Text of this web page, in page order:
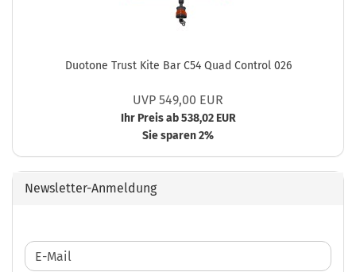
Duotone Trust Kite Bar C54 Quad Control 026
UVP 549,00 EUR
Ihr Preis ab 538,02 EUR
Sie sparen 2%
Newsletter-Anmeldung
WEITER
ZUR
E-